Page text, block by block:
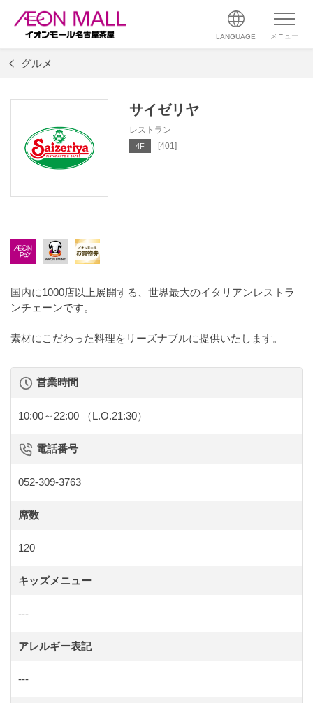
LANGUAGE メニュー
グルメ
サイゼリヤ
レストラン
4F [401]
国内に1000店以上展開する、世界最大のイタリアンレストラ
ンチェーンです。
素材にこだわった料理をリーズナブルに提供いたします。
営業時間
10:00～22:00 （L.O.21:30）
電話番号
052-309-3763
席数
120
キッズメニュー
---
アレルギー表記
---